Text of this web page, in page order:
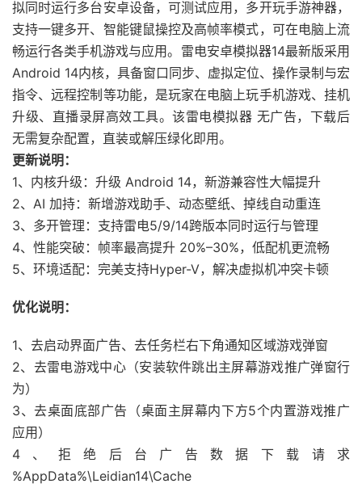
拟同时运行多台安卓设备，可测试应用，多开玩手游神器，
支持一键多开、智能键鼠操控及高帧率模式，可在电脑上流
畅运行各类手机游戏与应用。雷电安卓模拟器14最新版采用
Android 14内核，具备窗口同步、虚拟定位、操作录制与宏
指令、远程控制等功能，是玩家在电脑上玩手机游戏、挂机
升级、直播录屏高效工具。该雷电模拟器 无广告，下载后
无需复杂配置，直装或解压绿化即用。
更新说明：
1、内核升级：升级 Android 14，新游兼容性大幅提升
2、AI 加持：新增游戏助手、动态壁纸、掉线自动重连
3、多开管理：支持雷电5/9/14跨版本同时运行与管理
4、性能突破：帧率最高提升 20%–30%，低配机更流畅
5、环境适配：完美支持Hyper-V，解决虚拟机冲突卡顿
优化说明：
1、去启动界面广告、去任务栏右下角通知区域游戏弹窗
2、去雷电游戏中心（安装软件跳出主屏幕游戏推广弹窗行
为）
3、去桌面底部广告（桌面主屏幕内下方5个内置游戏推广
应用）
4、拒绝后台广告数据下载请求
%AppData%\Leidian14\Cache